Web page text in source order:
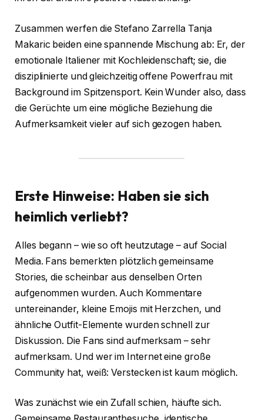
Zusammen werfen die Stefano Zarrella Tanja
Makaric beiden eine spannende Mischung ab: Er, der
emotionale Italiener mit Kochleidenschaft; sie, die
disziplinierte und gleichzeitig offene Powerfrau mit
Background im Spitzensport. Kein Wunder also, dass
die Gerüchte um eine mögliche Beziehung die
Aufmerksamkeit vieler auf sich gezogen haben.
Erste Hinweise: Haben sie sich
heimlich verliebt?
Alles begann – wie so oft heutzutage – auf Social
Media. Fans bemerkten plötzlich gemeinsame
Stories, die scheinbar aus denselben Orten
aufgenommen wurden. Auch Kommentare
untereinander, kleine Emojis mit Herzchen, und
ähnliche Outfit-Elemente wurden schnell zur
Diskussion. Die Fans sind aufmerksam – sehr
aufmerksam. Und wer im Internet eine große
Community hat, weiß: Verstecken ist kaum möglich.
Was zunächst wie ein Zufall schien, häufte sich.